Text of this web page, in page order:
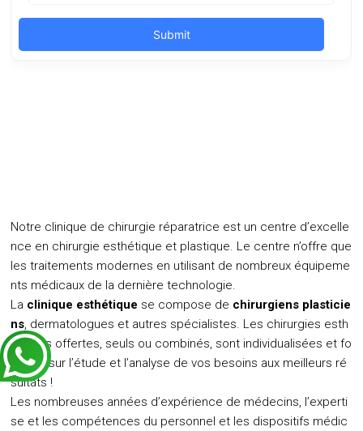
Notre clinique de chirurgie réparatrice est un centre d’excelle
nce en chirurgie esthétique et plastique. Le centre n’offre que
les traitements modernes en utilisant de nombreux équipeme
nts médicaux de la dernière technologie.
La clinique esthétique se compose de chirurgiens plasticie
ns, dermatologues et autres spécialistes. Les chirurgies esth
étiques offertes, seuls ou combinés, sont individualisées et fo
ndées sur l’étude et l’analyse de vos besoins aux meilleurs ré
sultats !
Les nombreuses années d’expérience de médecins, l’experti
se et les compétences du personnel et les dispositifs médic